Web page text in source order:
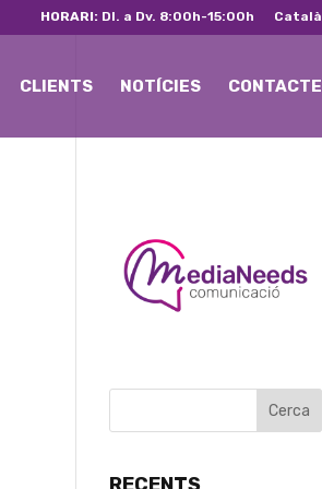
HORARI: Dl. a Dv. 8:00h-15:00h Català
CLIENTS NOTÍCIES CONTACTE